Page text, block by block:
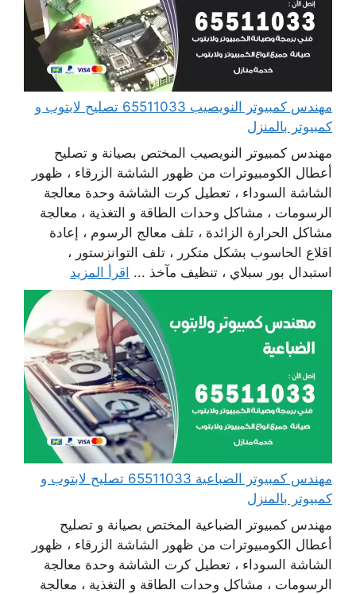
مهندس كمبيوتر النويصيب 65511033 تصليح لابتوب و
كمبيوتر بالمنزل
مهندس كمبيوتر النويصيب المختص بصيانة و تصليح
أعطال الكومبيوترات من ظهور الشاشة الزرقاء ، ظهور
الشاشة السوداء ، تعطيل كرت الشاشة وحدة معالجة
الرسومات ، مشاكل وحدات الطاقة و التغذية ، معالجة
مشاكل الحرارة الزائدة ، تلف معالج الرسوم ، إعادة
اقلاع الحاسوب بشكل متكرر ، تلف التوانزستور ،
استبدال بور سبلاي ، تنظيف مآخذ ... اقرأ المزيد
مهندس كمبيوتر الضباعية 65511033 تصليح لابتوب و
كمبيوتر بالمنزل
مهندس كمبيوتر الضباعية المختص بصيانة و تصليح
أعطال الكومبيوترات من ظهور الشاشة الزرقاء ، ظهور
الشاشة السوداء ، تعطيل كرت الشاشة وحدة معالجة
الرسومات ، مشاكل وحدات الطاقة و التغذية ، معالجة